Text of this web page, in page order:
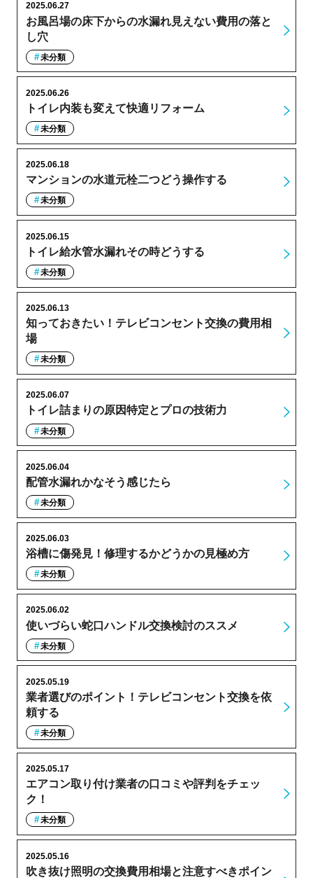
お風呂場の床下からの水漏れ見えない費用の落と
し穴
2025.06.27
未分類
トイレ内装も変えて快適リフォーム
2025.06.26
未分類
マンションの水道元栓二つどう操作する
2025.06.18
未分類
トイレ給水管水漏れその時どうする
2025.06.15
未分類
知っておきたい！テレビコンセント交換の費用相
場
2025.06.13
未分類
トイレ詰まりの原因特定とプロの技術力
2025.06.07
未分類
配管水漏れかなそう感じたら
2025.06.04
未分類
浴槽に傷発見！修理するかどうかの見極め方
2025.06.03
未分類
使いづらい蛇口ハンドル交換検討のススメ
2025.06.02
未分類
業者選びのポイント！テレビコンセント交換を依
頼する
2025.05.19
未分類
エアコン取り付け業者の口コミや評判をチェッ
ク！
2025.05.17
未分類
吹き抜け照明の交換費用相場と注意すべきポイン
2025.05.16